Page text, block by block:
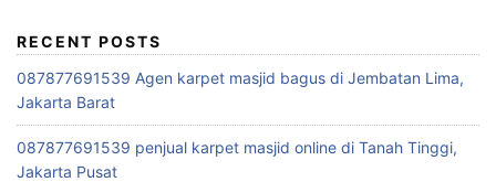
RECENT POSTS
087877691539 Agen karpet masjid bagus di Jembatan Lima,
Jakarta Barat
087877691539 penjual karpet masjid online di Tanah Tinggi,
Jakarta Pusat